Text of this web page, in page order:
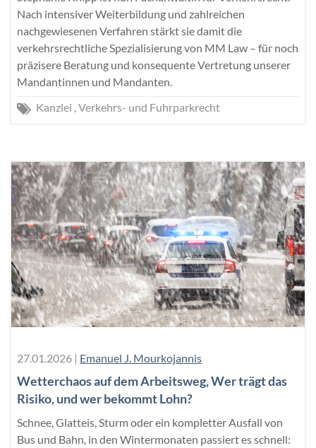
Nach intensiver Weiterbildung und zahlreichen
nachgewiesenen Verfahren stärkt sie damit die
verkehrsrechtliche Spezialisierung von MM Law – für noch
präzisere Beratung und konsequente Vertretung unserer
Mandantinnen und Mandanten.
Kanzlei Verkehrs- und Fuhrparkrecht
27.01.2026 | Emanuel J. Mourkojannis
Wetterchaos auf dem Arbeitsweg, Wer trägt das
Risiko, und wer bekommt Lohn?
Schnee, Glatteis, Sturm oder ein kompletter Ausfall von
Bus und Bahn, in den Wintermonaten passiert es schnell: